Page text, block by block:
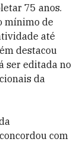
75 anos.
mínimo de
até
destacou
ser editada no
da
com